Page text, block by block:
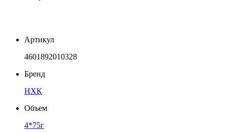
Артикул
4601892010328
Бренд
НХК
Объем
4*75г